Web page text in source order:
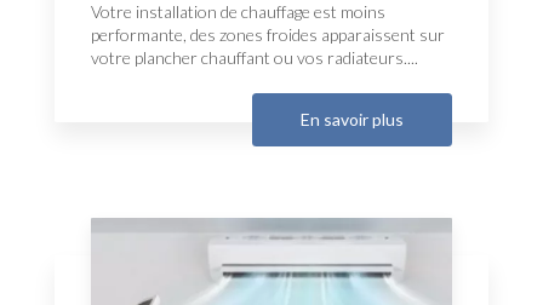
Votre installation de chauffage est moins
performante, des zones froides apparaissent sur
votre plancher chauffant ou vos radiateurs....
En savoir plus